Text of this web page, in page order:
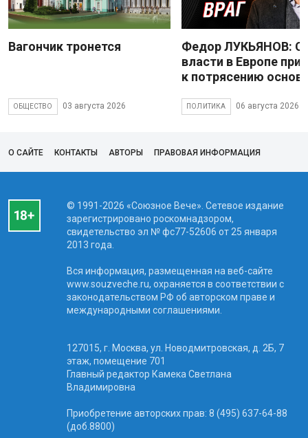
Вагончик тронется
ОБЩЕСТВО 03 августа 2026
Федор ЛУКЬЯНОВ:
власти в Европе
к потрясению основ
ПОЛИТИКА 06 августа 2026
О САЙТЕ КОНТАКТЫ АВТОРЫ ПРАВОВАЯ ИНФОРМАЦИЯ
© 1991-2026 «Союзное Вече». Сетевое издание
зарегистрировано роскомнадзором,
свидетельство эл № фc77-52606 от 25 января
2013 года.
Вся информация, размещенная на веб-сайте
www.souzveche.ru, охраняется в соответствии с
законодательством РФ об авторском праве и
международными соглашениями.
127015, г. Москва, ул. Новодмитровская, д. 2Б, 7
этаж, помещение 701
Главный редактор Камека Светлана
Владимировна
Приобретение авторских прав: 8 (495) 637-64-88
(доб.8800)